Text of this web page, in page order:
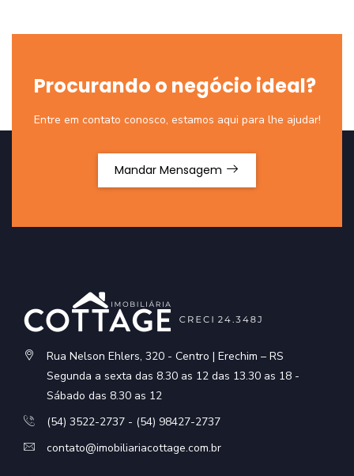
Procurando o negócio ideal?
Entre em contato conosco, estamos aqui para lhe ajudar!
Mandar Mensagem
Rua Nelson Ehlers, 320 - Centro | Erechim – RS
Segunda a sexta das 8.30 as 12 das 13.30 as 18 -
Sábado das 8.30 as 12
(54) 3522-2737 - (54) 98427-2737
contato@imobiliariacottage.com.br